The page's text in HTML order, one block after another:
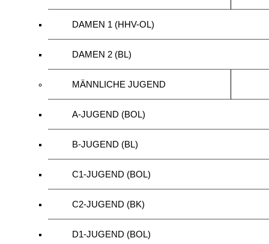
DAMEN 1 (HHV-OL)
DAMEN 2 (BL)
MÄNNLICHE JUGEND
A-JUGEND (BOL)
B-JUGEND (BL)
C1-JUGEND (BOL)
C2-JUGEND (BK)
D1-JUGEND (BOL)